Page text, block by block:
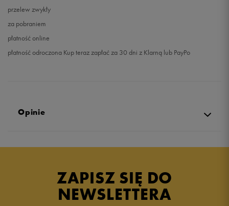
przelew zwykły
za pobraniem
płatność online
płatność odroczona Kup teraz zapłać za 30 dni z Klarną lub PayPo
Opinie
5.0
zebranych i zweryfikowanych przez
ZAPISZ SIĘ DO
NEWSLETTERA